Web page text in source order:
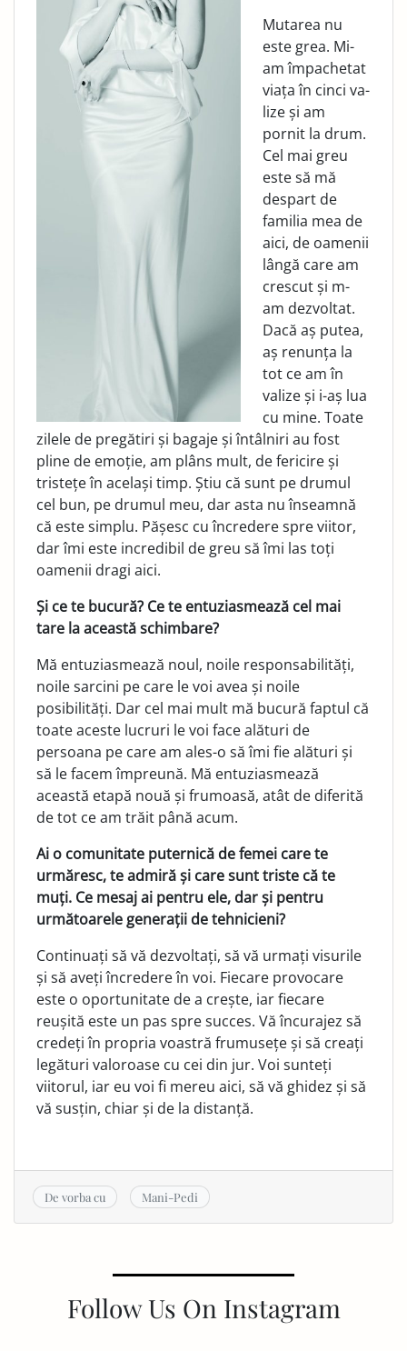
Mutarea nu
este grea. Mi-
am împachetat
viața în cinci va­
lize și am
pornit la drum.
Cel mai greu
este să mă
despart de
familia mea de
aici, de oamenii
lângă care am
crescut și m-
am dezvoltat.
Dacă aș putea,
aș renunța la
tot ce am în
valize și i-aș lua
cu mine. Toate
zilele de pregătiri și bagaje și întâlniri au fost
pline de emoție, am plâns mult, de fericire și
tristețe în același timp. Știu că sunt pe drumul
cel bun, pe drumul meu, dar asta nu înseamnă
că este simplu. Pășesc cu încredere spre viitor,
dar îmi este incredibil de greu să îmi las toți
oamenii dragi aici.
Și ce te bucură? Ce te entuziasmează cel mai
tare la această schimbare?
Mă entuziasmează noul, noile responsabilități,
noile sarcini pe care le voi avea și noile
posibilități. Dar cel mai mult mă bucură faptul că
toate aceste lucruri le voi face alături de
persoana pe care am ales-o să îmi fie alături și
să le facem împreună. Mă entuziasmează
această etapă nouă și frumoa­să, atât de diferită
de tot ce am trăit până acum.
Ai o comunitate puternică de femei care te
urmăresc, te admiră și care sunt triste că te
muți. Ce mesaj ai pentru ele, dar și pentru
următoarele generații de tehnicieni?
Continuați să vă dezvoltați, să vă urmați visurile
și să aveți încredere în voi. Fiecare provocare
este o oportunitate de a crește, iar fiecare
reușită este un pas spre succes. Vă în­curajez să
credeți în propria voastră frumusețe și să creați
legături valoroase cu cei din jur. Voi sunteți
viitorul, iar eu voi fi mereu aici, să vă ghidez și să
vă susțin, chiar și de la distanță.
De vorba cu Mani-Pedi
Follow Us On Instagram